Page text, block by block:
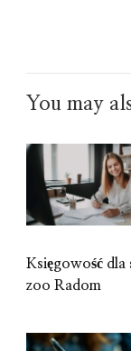
You may
Księgowość dla
zoo Radom